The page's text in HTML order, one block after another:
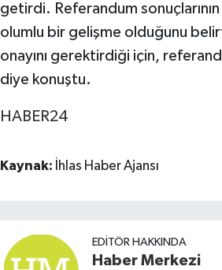
getirdi. Referandum sonuçlarının
olumlu bir gelişme olduğunu
onayını gerektirdiği için,
diye konuştu.
HABER24
Kaynak: İhlas Haber Ajansı
EDITÖR HAKKINDA
Haber Merkezi